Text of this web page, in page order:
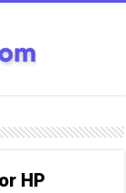
HP